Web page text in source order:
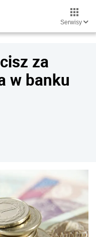
Serwisy
za
w banku